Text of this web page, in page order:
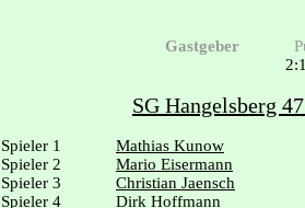
Gastgeber
SG Hangelsberg
Spieler 1
Mathias Kunow
Spieler 2
Mario Eisermann
Spieler 3
Christian Jaensch
Spieler 4
Dirk Hoffmann